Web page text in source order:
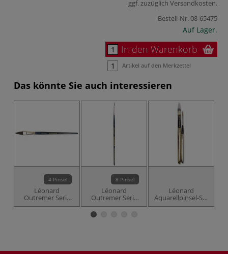
ggf. zuzüglich Versandkosten.
Bestell-Nr.08-65475
Auf Lager.
In den Warenkorb
Artikel auf den Merkzettel
Das könnte Sie auch interessieren
4 Pinsel
Léonard
Outremer Serie
2349CH, flach
8 Pinsel
Léonard
Outremer Serie
2972RO, rund,
Fehhaar-Imitation
Léonard
Aquarellpinsel-Set
mit Serie 76RO